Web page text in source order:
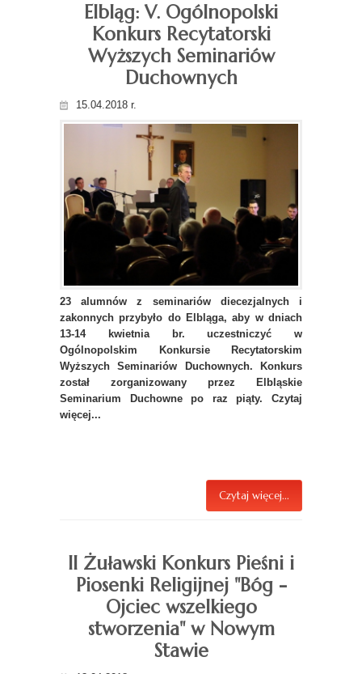
Elbląg: V. Ogólnopolski
Konkurs Recytatorski
Wyższych Seminariów
Duchownych
15.04.2018 r.
23 alumnów z seminariów diecezjalnych i
zakonnych przybyło do Elbląga, aby w dniach
13-14 kwietnia br. uczestniczyć w
Ogólnopolskim Konkursie Recytatorskim
Wyższych Seminariów Duchownych. Konkurs
został zorganizowany przez Elbląskie
Seminarium Duchowne po raz piąty. Czytaj
więcej...
Czytaj więcej...
II Żuławski Konkurs Pieśni i
Piosenki Religijnej "Bóg -
Ojciec wszelkiego
stworzenia" w Nowym
Stawie